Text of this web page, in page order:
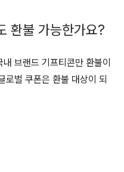
환불 가능한가요?
브랜드 기프티콘만 환불이
로벌 쿠폰은 환불 대상이 되